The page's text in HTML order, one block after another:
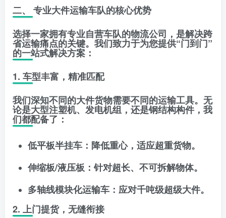
二、 专业大件运输车队的核心优势
选择一家拥有专业自营车队的物流公司，是解决跨
省运输痛点的关键。我们致力于为您提供“门到门”
的一站式解决方案：
1. 车型丰富，精准匹配
我们深知不同的大件货物需要不同的运输工具。无
论是大型注塑机、发电机组，还是钢结构构件，我
们都配备了：
低平板半挂车 ：降低重心，适应超重货物。
伸缩板/液压板 ：针对超长、不可拆解物体。
多轴线模块化运输车 ：应对千吨级超级大件。
2. 上门提货，无缝衔接